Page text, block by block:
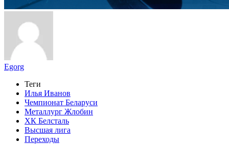
Egorg
Теги
Илья Иванов
Чемпионат Беларуси
Металлург Жлобин
ХК Белсталь
Высшая лига
Переходы